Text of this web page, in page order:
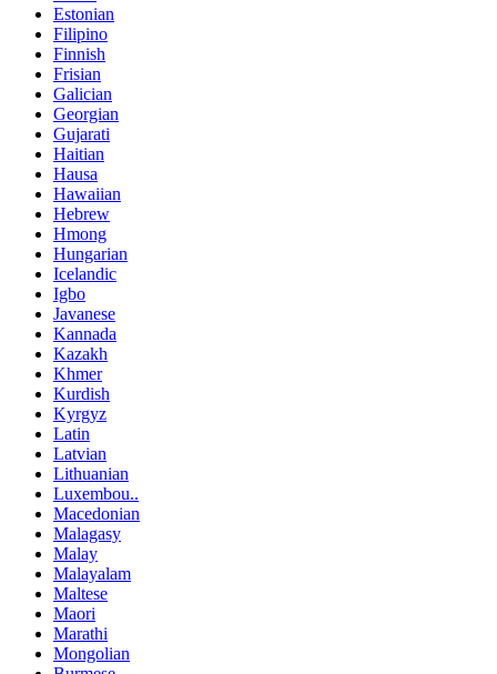
Estonian
Filipino
Finnish
Frisian
Galician
Georgian
Gujarati
Haitian
Hausa
Hawaiian
Hebrew
Hmong
Hungarian
Icelandic
Igbo
Javanese
Kannada
Kazakh
Khmer
Kurdish
Kyrgyz
Latin
Latvian
Lithuanian
Luxembou..
Macedonian
Malagasy
Malay
Malayalam
Maltese
Maori
Marathi
Mongolian